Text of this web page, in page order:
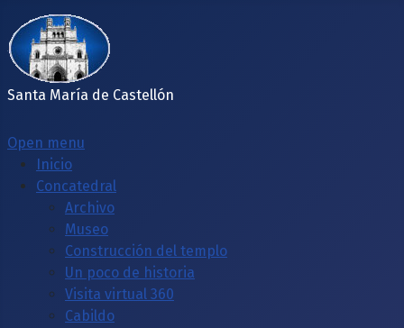
Santa María de Castellón
Open menu
Inicio
Concatedral
Archivo
Museo
Construcción del templo
Un poco de historia
Visita virtual 360
Cabildo